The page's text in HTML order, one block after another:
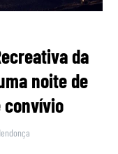
da
noite de
convívio